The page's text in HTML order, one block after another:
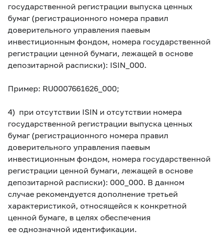
государственной регистрации выпуска ценных
бумаг (регистрационного номера правил
доверительного управления паевым
инвестиционным фондом, номера государственной
регистрации ценной бумаги, лежащей в основе
депозитарной расписки): ISIN_000.
Пример: RU0007661626_000;
4) при отсутствии ISIN и отсутствии номера
государственной регистрации выпуска ценных
бумаг (регистрационного номера правил
доверительного управления паевым
инвестиционным фондом, номера государственной
регистрации ценной бумаги, лежащей в основе
депозитарной расписки): 000_000. В данном
случае рекомендуется дополнение третьей
характеристикой, относящейся к конкретной
ценной бумаге, в целях обеспечения
ее однозначной идентификации.